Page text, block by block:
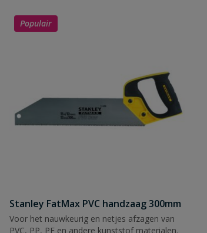
Beoordeling
Beoordeling versturen
Populair
Stanley FatMax PVC handzaag 300mm
Voor het nauwkeurig en netjes afzagen van
PVC, PP, PE en andere kunststof materialen.